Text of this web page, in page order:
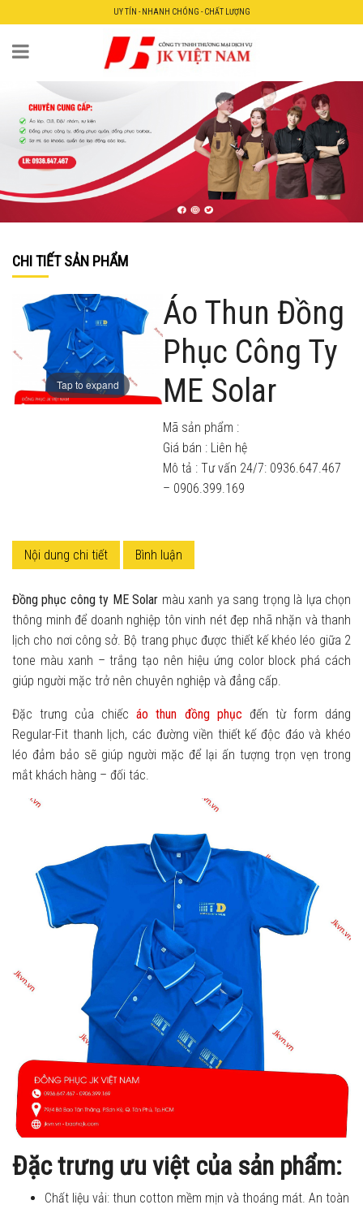
UY TÍN - NHANH CHÓNG - CHẤT LƯỢNG
CHI TIẾT SẢN PHẨM
Tap to expand
Áo Thun Đồng
Phục Công Ty
ME Solar
Mã sản phẩm :
Giá bán : Liên hệ
Mô tả : Tư vấn 24/7: 0936.647.467
– 0906.399.169
Nội dung chi tiết Bình luận
Đồng phục công ty ME Solar màu xanh ya sang trọng là lựa chọn
thông minh để doanh nghiệp tôn vinh nét đẹp nhã nhặn và thanh
lịch cho nơi công sở. Bộ trang phục được thiết kế khéo léo giữa 2
tone màu xanh – trắng tạo nên hiệu ứng color block phá cách
giúp người mặc trở nên chuyên nghiệp và đẳng cấp.
Đặc trưng của chiếcáo thun đồng phục đến từ form dáng
Regular-Fit thanh lịch, các đường viền thiết kế độc đáo và khéo
léo đảm bảo sẽ giúp người mặc để lại ấn tượng trọn vẹn trong
mắt khách hàng – đối tác.
Đặc trưng ưu việt của sản phẩm:
Chất liệu vải: thun cotton mềm mịn và thoáng mát. An toàn